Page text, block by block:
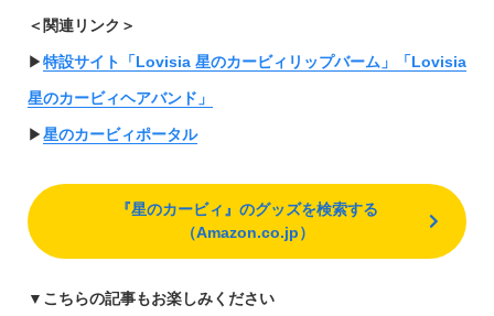
＜関連リンク＞
▶︎特設サイト「Lovisia 星のカービィリップバーム」「Lovisia
星のカービィヘアバンド」
▶︎星のカービィポータル
『星のカービィ』のグッズを検索する
（Amazon.co.jp）
▼ こちらの記事もお楽しみください